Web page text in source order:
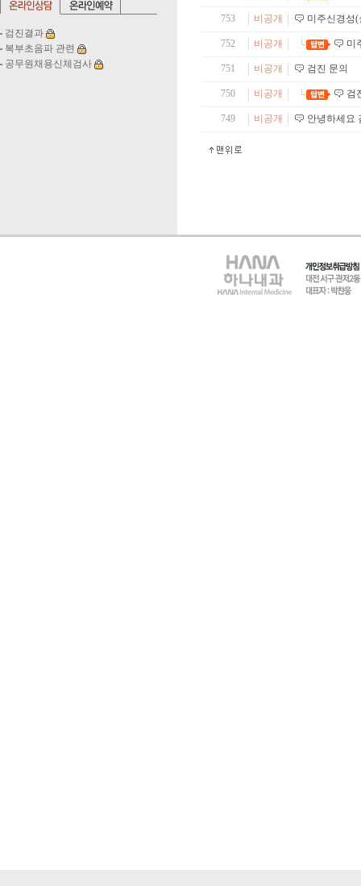
검진결과
복부초음파 관련
공무원채용신체검사
753 비공개 미주신경성
752 비공개 미
751 비공개 검진 문의
750 비공개 검
749 비공개 안녕하세요